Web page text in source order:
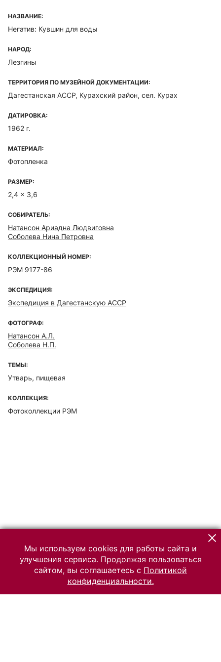
НАЗВАНИЕ:
Негатив: Кувшин для воды
НАРОД:
Лезгины
ТЕРРИТОРИЯ ПО МУЗЕЙНОЙ ДОКУМЕНТАЦИИ:
Дагестанская ACCP, Курахский район, сел. Курах
ДАТИРОВКА:
1962 г.
МАТЕРИАЛ:
Фотопленка
РАЗМЕР:
2,4 x 3,6
СОБИРАТЕЛЬ:
Натансон Ариадна Людвиговна
Соболева Нина Петровна
КОЛЛЕКЦИОННЫЙ НОМЕР:
РЭМ 9177-86
ЭКСПЕДИЦИЯ:
Экспедиция в Дагестанскую АССР
ФОТОГРАФ:
Натансон А.Л.
Соболева Н.П.
ТЕМЫ:
Утварь, пищевая
КОЛЛЕКЦИЯ:
Фотоколлекции РЭМ
Мы используем cookies для работы сайта и
улучшения сервиса. Продолжая пользоваться
сайтом, вы соглашаетесь с Политикой
конфиденциальности.